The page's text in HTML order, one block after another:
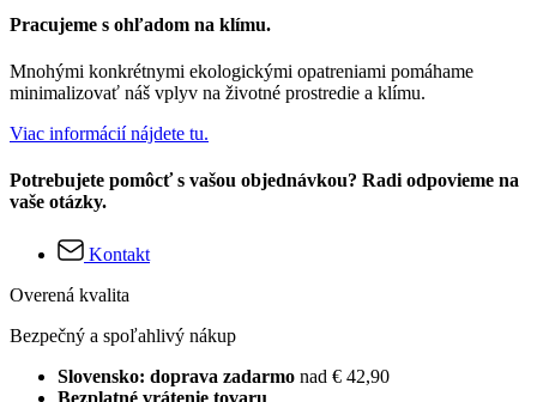
Pracujeme s ohľadom na klímu.
Mnohými konkrétnymi ekologickými opatreniami pomáhame
minimalizovať náš vplyv na životné prostredie a klímu.
Viac informácií nájdete tu.
Potrebujete pomôcť s vašou objednávkou? Radi odpovieme na
vaše otázky.
Kontakt
Overená kvalita
Bezpečný a spoľahlivý nákup
Slovensko: doprava zadarmo nad € 42,90
Bezplatné vrátenie tovaru